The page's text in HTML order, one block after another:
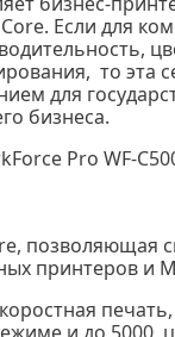
Если для
то эта
для
бизнеса.
Pro WF-
позволяющая
принтеров и